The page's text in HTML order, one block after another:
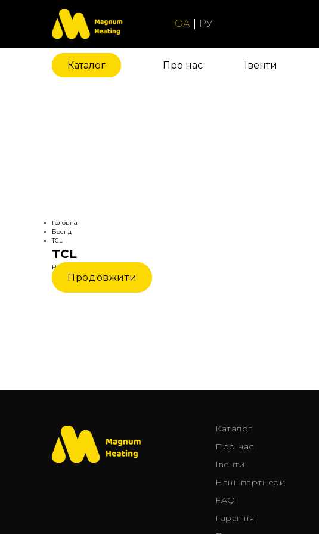
ЮА РУ
Каталог Про нас Iвенти
Головна
Бренд
TCL
TCL
Немає жодного товару.
Продовжити
Каталог
Про нас
Iвенти
Наші партнери
FAQ
Гарантія